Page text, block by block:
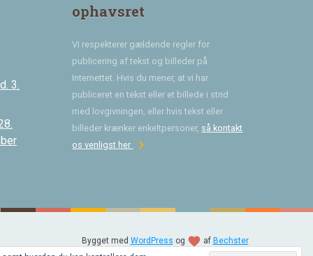
3.
ophavsret
Vi respekterer gældende regler for
publicering af tekst og billeder på
Internettet. Hvis du mener, at vi har
publiceret en tekst eller et billede i strid
med lovgivningen, eller hvis tekst eller
billeder krænker enkeltpersoner, så kontakt
os venligst her chevron_right
Bygget med WordPress og favorite af Bechster